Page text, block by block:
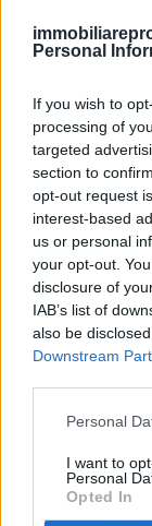
Personal
If you wish to
processing of
targeted
section to
opt-out request
interest-based
us or personal
your opt-out.
disclosure of
IAB’s list of
also be
Downstream
Personal
I want to
Personal
Opted In
Visualizza dettaglio
Lavagna
Casa indipendente
Plurilocale
di 600 mq ca.
Vendesi a
1.900.000 €
Lavagna, a circa
l'immobiliare
introvabille casa ind..
Visualizza dettaglio
Lungomare
Chiavari
di 55 mq ca.
Sul lungomare
spiagge, dal centro
Visualizza dettaglio